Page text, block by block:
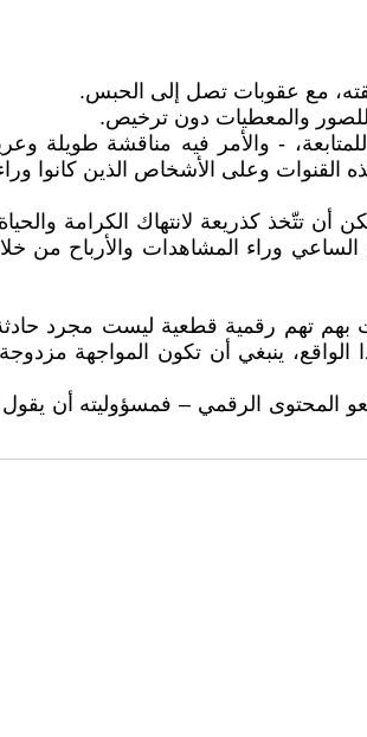
للمتابعة، - والأمر فيه مناقشة
القنوات وعلى الأشخاص الذين كانوا
تتّخذ كذريعة لانتهاك الكرامة
وراء المشاهدات والأرباح من
تهم رقمية قطعية ليست مجرد
ينبغي أن تكون المواجهة
المحتوى الرقمي – فمسؤوليته أن